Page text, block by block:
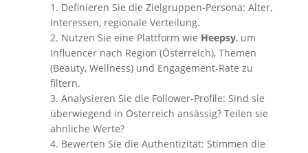
Definieren Sie die Zielgruppen-Persona: Alter,
Interessen, regionale Verteilung.
Nutzen Sie eine Plattform wie Heepsy, um
Influencer nach Region (Österreich), Themen
(Beauty, Wellness) und Engagement-Rate zu
filtern.
Analysieren Sie die Follower-Profile: Sind sie
überwiegend in Österreich ansässig? Teilen sie
ähnliche Werte?
Bewerten Sie die Authentizität: Stimmen die